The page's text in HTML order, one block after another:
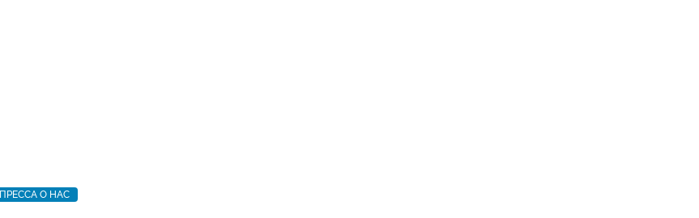
ПРЕССА О НАС